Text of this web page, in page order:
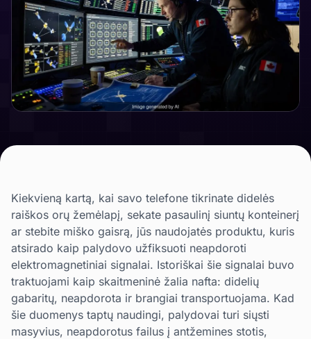
Kiekvieną kartą, kai savo telefone tikrinate didelės
raiškos orų žemėlapį, sekate pasaulinį siuntų konteinerį
ar stebite miško gaisrą, jūs naudojatės produktu, kuris
atsirado kaip palydovo užfiksuoti neapdoroti
elektromagnetiniai signalai. Istoriškai šie signalai buvo
traktuojami kaip skaitmeninė žalia nafta: didelių
gabaritų, neapdorota ir brangiai transportuojama. Kad
šie duomenys taptų naudingi, palydovai turi siųsti
masyvius, neapdorotus failus į antžemines stotis,